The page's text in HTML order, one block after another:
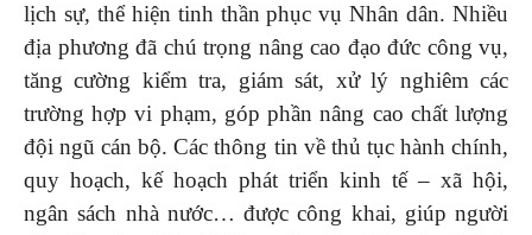
lịch sự, thể hiện tinh thần phục vụ Nhân dân. Nhiều
địa phương đã chú trọng nâng cao đạo đức công vụ,
tăng cường kiểm tra, giám sát, xử lý nghiêm các
trường hợp vi phạm, góp phần nâng cao chất lượng
đội ngũ cán bộ. Các thông tin về thủ tục hành chính,
quy hoạch, kế hoạch phát triển kinh tế – xã hội,
ngân sách nhà nước… được công khai, giúp người